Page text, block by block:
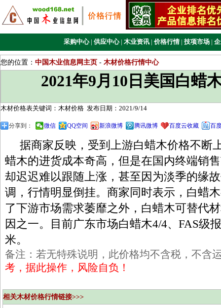
采购中心 | 供应中心 | 木业资讯 | 价格行情 | 技项市场 |
您的位置： 中国木业信息网主页 - 木材价格行情中心
2021年9月10日美国白蜡
木材价格表关键词：木材价格 发布日期：2021/9/14
分享到： 微信 QQ空间 新浪微博 腾讯微博 百度云收藏 百
据商家反映，受到上游白蜡木价格不断
蜡木的进货成本奇高，但是在国内终端销
却迟迟难以跟随上涨，甚至因为淡季的缘
调，行情明显倒挂。商家同时表示，白蜡
了下游市场需求萎靡之外，白蜡木可替代
因之一。目前广东市场白蜡木4/4、FAS级
米。
备注：若无特殊说明，此价格均不含税，不含
考，据此操作，风险自负！
相关木材价格行情链接>>>